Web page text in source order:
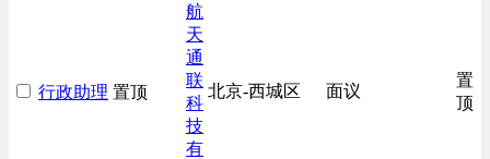
行政助理 置顶
航
天
通
联
科
技
有
北京-西城区 面议
置
顶